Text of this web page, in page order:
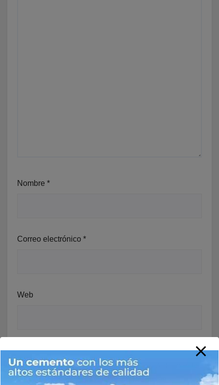
Nombre *
Correo electrónico *
Web
Guarda mi nombre, correo electrónico y web en este
navegador para la próxima vez que comente.